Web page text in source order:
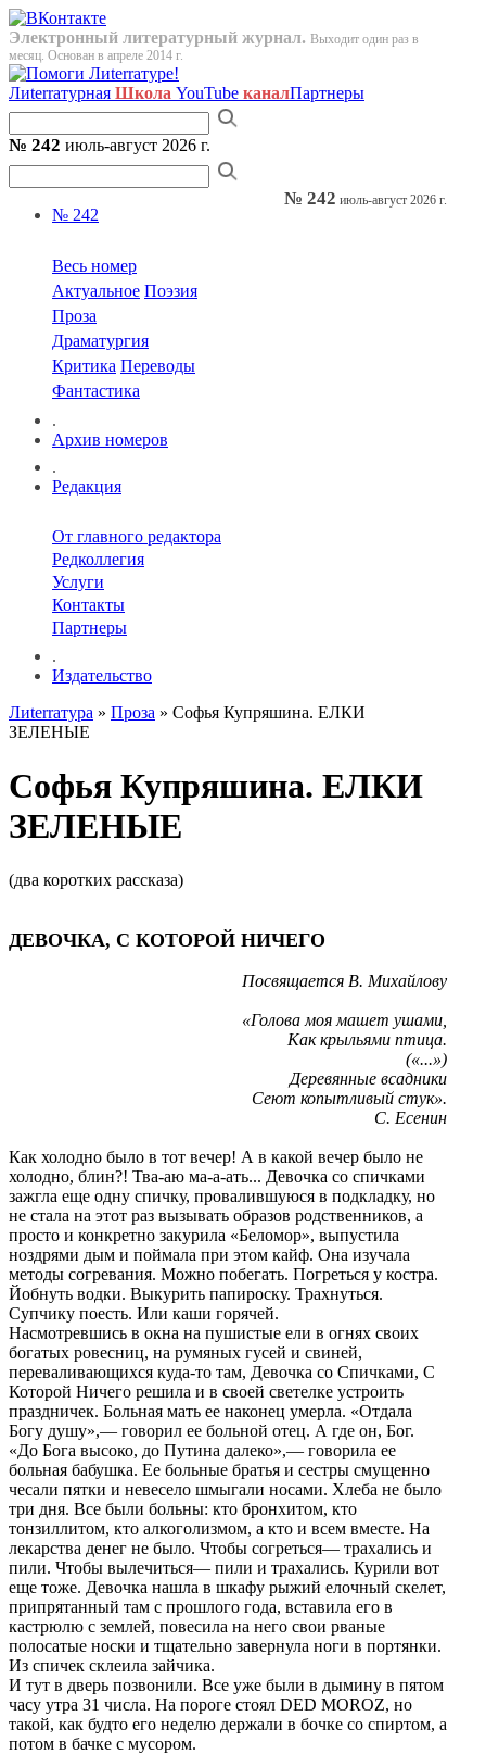
Электронный литературный журнал. Выходит один раз в
месяц. Основан в апреле 2014 г.
Лиterraтурная Школа YouTube каналПартнеры
№ 242 июль-август 2026 г.
№ 242
Весь номер
Актуальное Поэзия
Проза
Драматургия
Критика Переводы
Фантастика
.
Архив номеров
.
Редакция
От главного редактора
Редколлегия
Услуги
Контакты
Партнеры
.
Издательство
№ 242 июль-август 2026 г.
Лиterraтура » Проза » Софья Купряшина. ЕЛКИ
ЗЕЛЕНЫЕ
Софья Купряшина. ЕЛКИ
ЗЕЛЕНЫЕ
(два коротких рассказа)
ДЕВОЧКА, С КОТОРОЙ НИЧЕГО
Посвящается В. Михайлову
«Голова моя машет ушами,
Как крыльями птица.
(«...»)
Деревянные всадники
Сеют копытливый стук».
С. Есенин
Как холодно было в тот вечер! А в какой вечер было не
холодно, блин?! Тва-аю ма-а-ать... Девочка со спичками
зажгла еще одну спичку, провалившуюся в подкладку, но
не стала на этот раз вызывать образов родственников, а
просто и конкретно закурила «Беломор», выпустила
ноздрями дым и поймала при этом кайф. Она изучала
методы согревания. Можно побегать. Погреться у костра.
Йобнуть водки. Выкурить папироску. Трахнуться.
Супчику поесть. Или каши горячей.
Насмотревшись в окна на пушистые ели в огнях своих
богатых ровесниц, на румяных гусей и свиней,
переваливающихся куда-то там, Девочка со Спичками, С
Которой Ничего решила и в своей светелке устроить
праздничек. Больная мать ее наконец умерла. «Отдала
Богу душу»,— говорил ее больной отец. А где он, Бог.
«До Бога высоко, до Путина далеко»,— говорила ее
больная бабушка. Ее больные братья и сестры смущенно
чесали пятки и невесело шмыгали носами. Хлеба не было
три дня. Все были больны: кто бронхитом, кто
тонзиллитом, кто алкоголизмом, а кто и всем вместе. На
лекарства денег не было. Чтобы согреться— трахались и
пили. Чтобы вылечиться— пили и трахались. Курили вот
еще тоже. Девочка нашла в шкафу рыжий елочный скелет,
припрятанный там с прошлого года, вставила его в
кастрюлю с землей, повесила на него свои рваные
полосатые носки и тщательно завернула ноги в портянки.
Из спичек склеила зайчика.
И тут в дверь позвонили. Все уже были в дымину в пятом
часу утра 31 числа. На пороге стоял DED MOROZ, но
такой, как будто его неделю держали в бочке со спиртом, а
потом в бачке с мусором.